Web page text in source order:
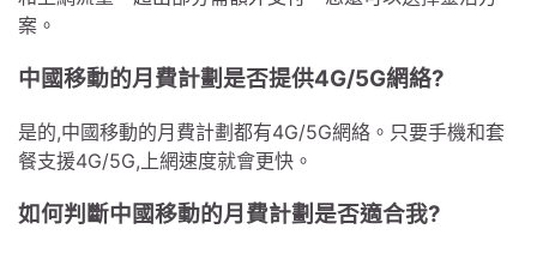
案。
中國移動的月費計劃是否提供4G/5G網絡?
是的,中國移動的月費計劃都有4G/5G網絡。只要手機和套
餐支援4G/5G,上網速度就會更快。
如何判斷中國移動的月費計劃是否適合我?